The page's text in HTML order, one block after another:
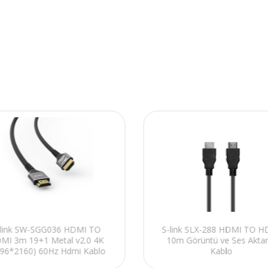
SW-SGG036 HDMI TO
3m 19+1 Metal v2.0 4K
60Hz Hdmi Kablo
S-link SLX-288 HDMI TO
10m Görüntü ve Ses
Kablo